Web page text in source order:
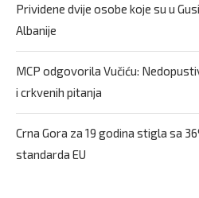
Prividene dvije osobe koje su u
Albanije
MCP odgovorila Vučiću:
i crkvenih pitanja
Crna Gora za 19 godina stigla sa
standarda EU